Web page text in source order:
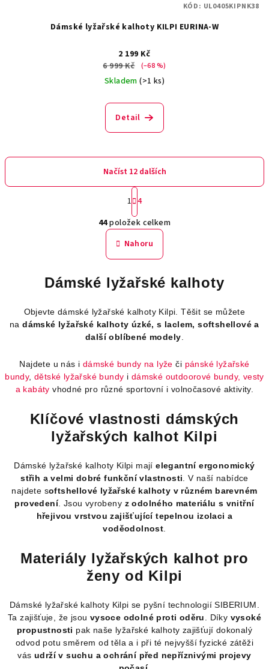
Dámské lyžařské kalhoty KILPI EURINA-W
2 199 Kč
6 999 Kč
(–68 %)
Skladem(>1 ks)
Detail
KÓD: UL0405KIPNK38
O
v
l
a
í
p
r
k
y
v
p
i
u
Načíst 12 dalších
S
t
r
á
n
k
o
á
1 4
44položek celkem
Nahoru
Dámské lyžařské kalhoty
Objevte dámské lyžařské kalhoty Kilpi. Těšit se můžete
nadámské lyžařské kalhoty úzké, s laclem, softshellové a
další oblíbené modely
Najdete u nás i dámské bundy na lyže či pánské lyžařské
bundy,dětské lyžařské bundy i dámské outdoorové bundy, vesty
a kabáty vhodné pro různé sportovní i volnočasové aktivity.
Klíčové vlastnosti dámských
lyžařských kalhot Kilpi
Dámské lyžařské kalhoty Kilpi majíelegantní ergonomický
střih a velmi dobré funkční vlastnosti . V naší nabídce
najdete softshellové lyžařské kalhoty v různém barevném
provedení. Jsou vyrobeny z odolného materiálu s vnitřní
hřejivou vrstvou zajišťující tepelnou izolaci a
voděodolnost
Materiály lyžařských kalhot pro
ženy od Kilpi
Dámské lyžařské kalhoty Kilpi se pyšní technologií SIBERIUM.
Ta zajišťuje, že jsou vysoce odolné proti oděru . Díky vysoké
propustnosti pak naše lyžařské kalhoty zajišťují dokonalý
odvod potu směrem od těla a i při té nejvyšší fyzické zátěži
vás udrží v suchu a ochrání před nepříznivými projevy